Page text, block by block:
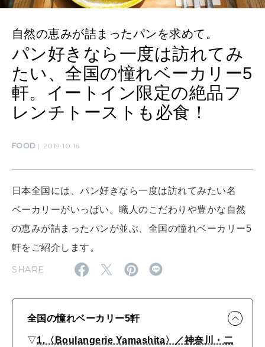
わたしができること
CULTURE
自分を耕す
WORK&MONEY
いい人生って？
MAGAZINE
2026年9月号「北海道 おいしく遊ぶ、夏のご褒美旅。」
2026年8月号『お茶の時間です。』
2026年7月号「鎌倉 ローカルが 教えてくれた 本当の歩き方。」
2026年5月号「“大好き”に出会いに。韓国」
MAGAZINE
FOLLOW US!
自然の恵みが詰まったパンを求めて。
パン好きなら一度は訪れてみ
たい、全国の憧れベーカリー5
軒。イートイン限定の絶品フ
レンチトーストも必食！
FOOD 2019.10.16
日本全国には、パン好きなら一度は訪れてみたい名
ベーカリーがいっぱい。職人のこだわりや豊かな自然
の恵みが詰まったパンが並ぶ、全国の憧れベーカリー5
軒をご紹介します。
SHARE
全国の憧れベーカリー5軒
▽1.〈Boulangerie Yamashita〉／神奈川・二